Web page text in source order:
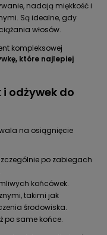
nadają miękkość i
Są idealne, gdy
włosów.
kompleksowej
które najlepiej
odżywek do
na osiągnięcie
po zabiegach
końcówek.
takimi jak
środowiska.
po same końce.